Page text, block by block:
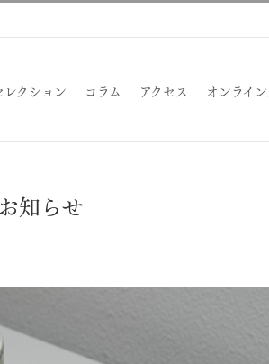
レクション コラム アクセス オンライ
知らせ